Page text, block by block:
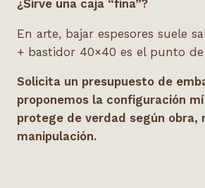
¿Sirve una caja “fina”?
En arte, bajar espesores suele
+ bastidor 40×40 es el punto
Solicita un presupuesto de
proponemos la configuración
protege de verdad según obra,
manipulación.